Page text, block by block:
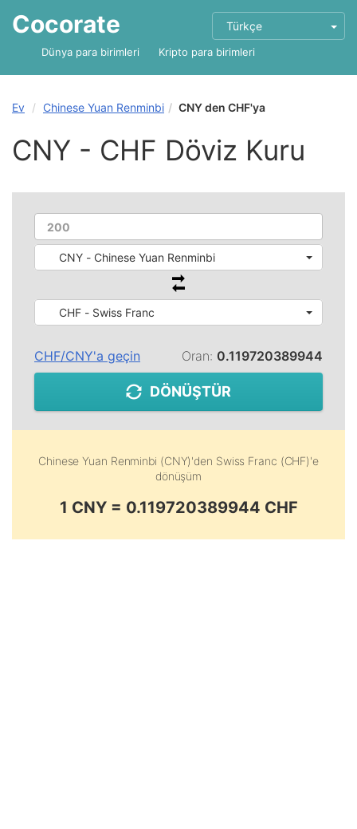
Cocorate Türkçe
Dünya para birimleri Kripto para birimleri
Ev Chinese Yuan Renminbi CNY den CHF'ya
CNY - CHF Döviz Kuru
CNY - Chinese Yuan Renminbi
CHF - Swiss Franc
CHF/CNY'a geçin Oran: 0.119720389944
DÖNÜŞTÜR
Chinese Yuan Renminbi (CNY)'den Swiss Franc (CHF)'e
dönüşüm
1 CNY = 0.119720389944 CHF